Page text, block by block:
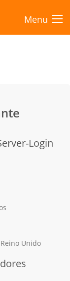
Menu
Login
Unido